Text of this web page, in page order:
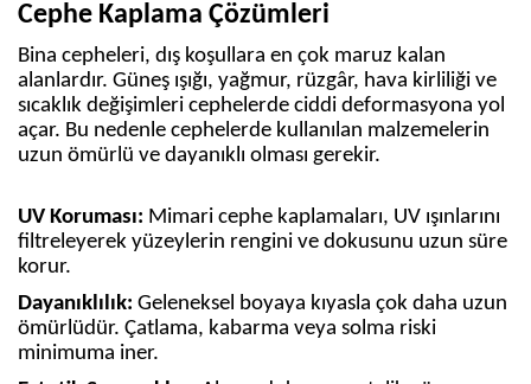
Cephe Kaplama Çözümleri
Bina cepheleri, dış koşullara en çok maruz kalan
alanlardır. Güneş ışığı, yağmur, rüzgâr, hava kirliliği ve
sıcaklık değişimleri cephelerde ciddi deformasyona yol
açar. Bu nedenle cephelerde kullanılan malzemelerin
uzun ömürlü ve dayanıklı olması gerekir.
UV Koruması: Mimari cephe kaplamaları, UV ışınlarını
filtreleyerek yüzeylerin rengini ve dokusunu uzun süre
korur.
Dayanıklılık: Geleneksel boyaya kıyasla çok daha uzun
ömürlüdür. Çatlama, kabarma veya solma riski
minimuma iner.